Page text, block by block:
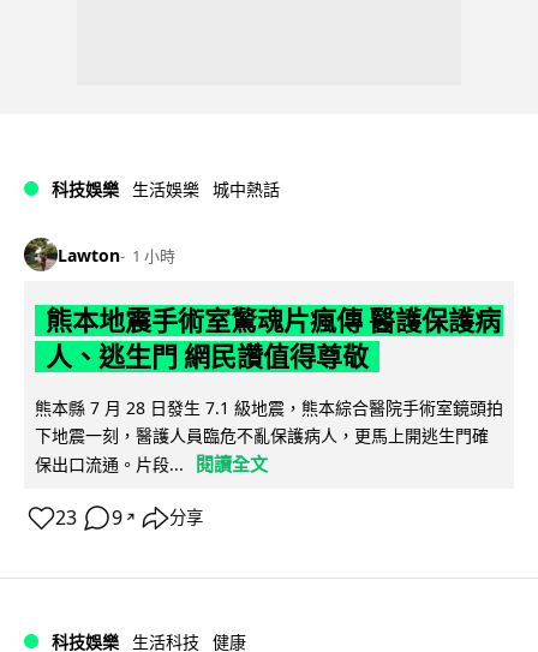
科技娛樂 生活娛樂 城中熱話
Lawton 1 小時
熊本地震手術室驚魂片瘋傳 醫護保護病
人、逃生門 網民讚值得尊敬
熊本縣 7 月 28 日發生 7.1 級地震，熊本綜合醫院手術室鏡頭拍
下地震一刻，醫護人員臨危不亂保護病人，更馬上開逃生門確
保出口流通。片段...
閱讀全文
23 9 ↗ 分享
科技娛樂 生活科技 健康